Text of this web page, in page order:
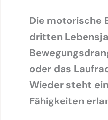
Die motorische
dritten
oder das
Wieder steht
Fähigkeiten